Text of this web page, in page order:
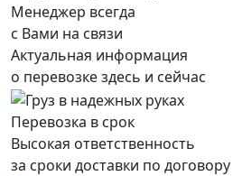
Менеджер всегда
с Вами на связи
Актуальная информация
о перевозке здесь и сейчас
Перевозка в срок
Высокая ответственность
за сроки доставки по договору